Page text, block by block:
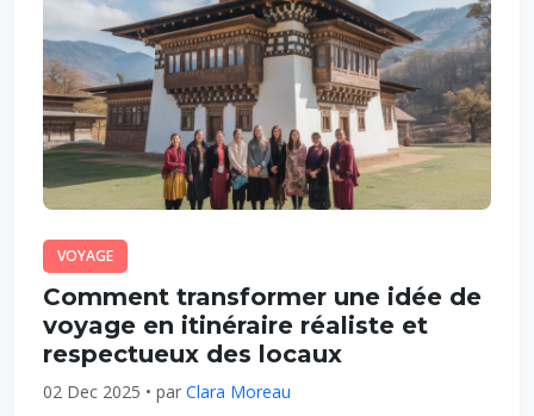
VOYAGE
Comment transformer une idée de
voyage en itinéraire réaliste et
respectueux des locaux
02 Dec 2025 • par Clara Moreau